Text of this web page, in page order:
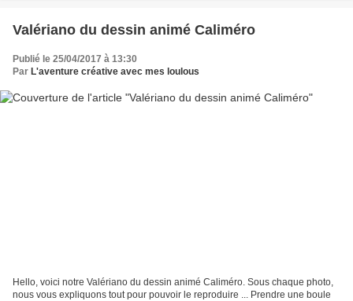
Valériano du dessin animé Caliméro
Publié le 25/04/2017 à 13:30
Par L'aventure créative avec mes loulous
Hello, voici notre Valériano du dessin animé Caliméro. Sous chaque photo,
nous vous expliquons tout pour pouvoir le reproduire ... Prendre une boule